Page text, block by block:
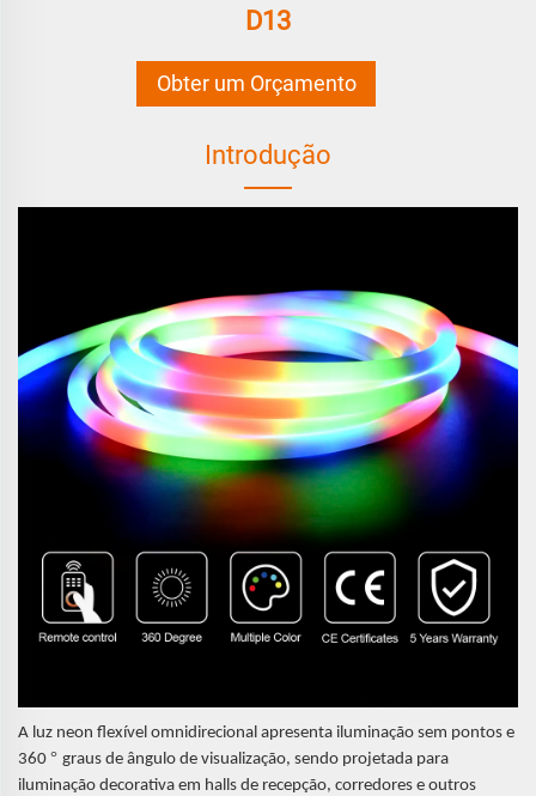
D13
Obter um Orçamento
Introdução
A luz neon flexível omnidirecional apresenta iluminação sem pontos e
360 ° graus de ângulo de visualização, sendo projetada para
iluminação decorativa em halls de recepção, corredores e outros